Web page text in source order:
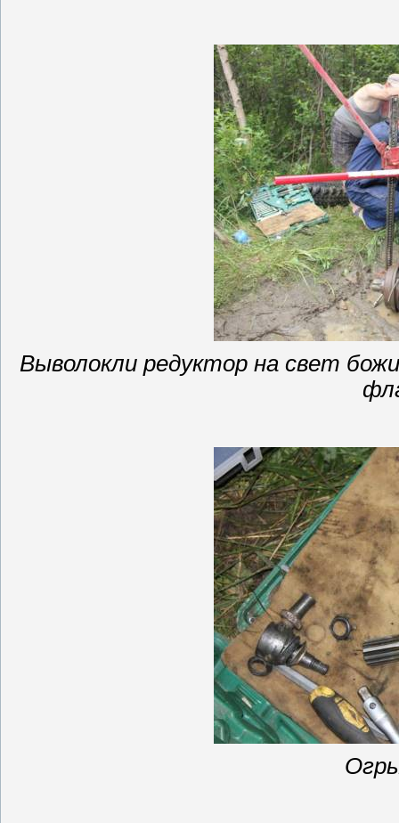
Выволокли редуктор на свет